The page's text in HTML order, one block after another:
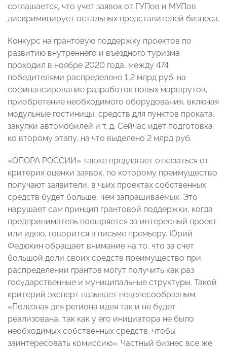
соглашается, что учет заявок от ГУПов и МУПов
дискриминирует остальных представителей бизнеса.
Конкурс на грантовую поддержку проектов по
развитию внутреннего и въездного туризма
проходил в ноябре 2020 года, между 474
победителями распределено 1,2 млрд руб. на
софинансирование разработок новых маршрутов,
приобретение необходимого оборудования, включая
модульные гостиницы, средств для пунктов проката,
закупки автомобилей и т. д. Сейчас идет подготовка
ко второму этапу, на что выделено 2 млрд руб.
«ОПОРА РОССИИ» также предлагает отказаться от
критерия оценки заявок, по которому преимущество
получают заявители, в чьих проектах собственных
средств будет больше, чем запрашиваемых. Это
нарушает сам принцип грантовой поддержки, когда
предприниматель поощряется за интересный проект
или идею, говорится в письме премьеру. Юрий
Федюкин обращает внимание на то, что за счет
большой доли своих средств преимущество при
распределении грантов могут получить как раз
государственные и муниципальные структуры. Такой
критерий эксперт называет нецелесообразным:
«Полезная для региона идея так и не будет
реализована, так как у его инициатора не было
необходимых собственных средств, чтобы
заинтересовать комиссию». Частный бизнес все же